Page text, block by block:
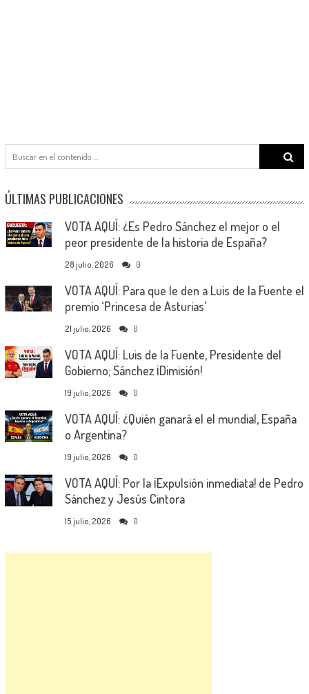
Search
for:
ÚLTIMAS PUBLICACIONES
VOTA AQUÍ: ¿Es Pedro Sánchez el mejor o el
peor presidente de la historia de España?
28 julio, 2026 0
VOTA AQUÍ: Para que le den a Luis de la Fuente el
premio ‘Princesa de Asturias’
21 julio, 2026 0
VOTA AQUÍ: Luis de la Fuente, Presidente del
Gobierno; Sánchez ¡Dimisión!
19 julio, 2026 0
VOTA AQUÍ: ¿Quién ganará el el mundial, España
o Argentina?
19 julio, 2026 0
VOTA AQUÍ: Por la ¡Expulsión inmediata! de Pedro
Sánchez y Jesús Cintora
15 julio, 2026 0